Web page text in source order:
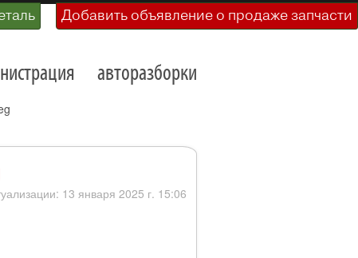
Добавить объявление о продаже запчасти
авторазборки
13 января 2025 г. 15:06